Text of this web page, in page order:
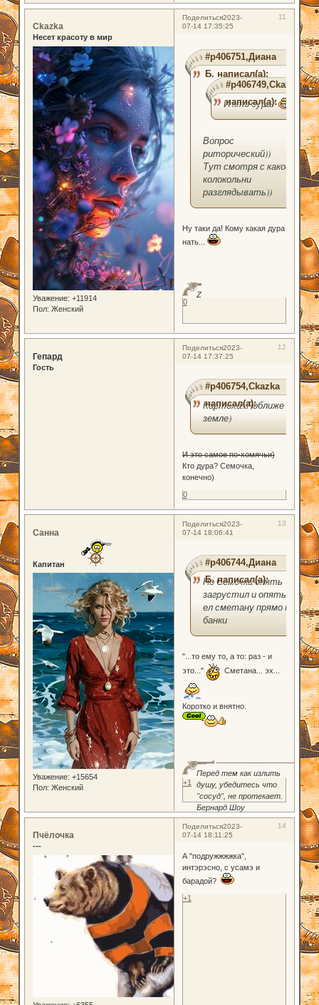
Поделиться 11
2023-
07-14 17:35:25
Ckazka
Несет красоту в мир
Уважение: +11914
Пол: Женский
#p406751,Диана
Б. написал(а):
#p406749,Ckazka
написал(а):
И кто дура?
Вопрос
риторический))
Тут смотря с какой
колокольни
разглядывать))
Ну таки да! Кому какая дура
нать...
Z
0
Поделиться 12
2023-
07-14 17:37:25
Гепард
Гость
#p406754,Ckazka
написал(а):
Картоха! Поближе к
земле)
И это самое по-хомячьи)
Кто дура? Семочка,
конечно)
0
Поделиться 13
2023-
07-14 18:06:41
Санна
Капитан
Уважение: +15654
Пол: Женский
#p406744,Диана
Б. написал(а):
Но Сёмочка опять
загрустил и опять
ел сметану прямо из
банки
"...то ему то, а то: раз - и
это..."
Сметана... эх...
Коротко и внятно.
Перед тем как излить
душу, убедитесь что
"сосуд", не протекает.
Бернард Шоу
+1
Поделиться 14
2023-
07-14 18:11:25
Пчёлочка
---
А "подружжжжка",
интэрэсно, с усамэ и
барадой?
+1